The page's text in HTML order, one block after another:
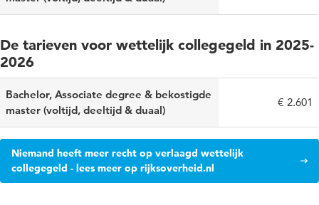
ongedocumenteerd@hu.nl. Samen beoordelen wij of je aan
de voorwaarden voldoet om toch tegen een verlaagd
De tarieven voor wettelijk collegegeld in 2025-
2026
Bachelor, Associate degree & bekostigde
master (voltijd, deeltijd & duaal)
€ 2.601
Niemand heeft meer recht op verlaagd wettelijk
collegegeld - lees meer op rijksoverheid.nl